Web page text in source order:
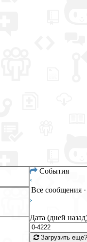
События
‹
Все сообщения ·
›
Дата (дней
Загрузить еще?